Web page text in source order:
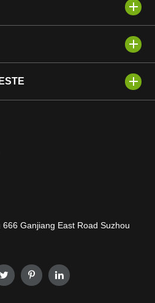
Ganjiang East Road Suzhou